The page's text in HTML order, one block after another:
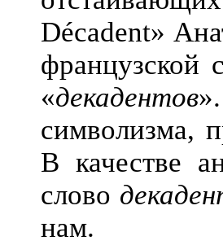
Décadent»
французской
«декадентов
символизма,
В качестве
слово
нам.